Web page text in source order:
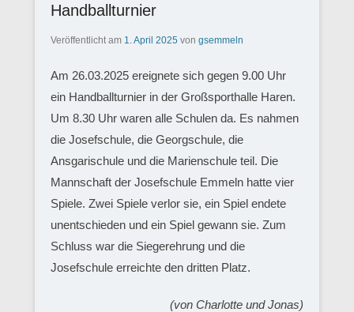
Handballturnier
Veröffentlicht am 1. April 2025 von gsemmeln
Am 26.03.2025 ereignete sich gegen 9.00 Uhr
ein Handballturnier in der Großsporthalle Haren.
Um 8.30 Uhr waren alle Schulen da. Es nahmen
die Josefschule, die Georgschule, die
Ansgarischule und die Marienschule teil. Die
Mannschaft der Josefschule Emmeln hatte vier
Spiele. Zwei Spiele verlor sie, ein Spiel endete
unentschieden und ein Spiel gewann sie. Zum
Schluss war die Siegerehrung und die
Josefschule erreichte den dritten Platz.
(von Charlotte und Jonas)